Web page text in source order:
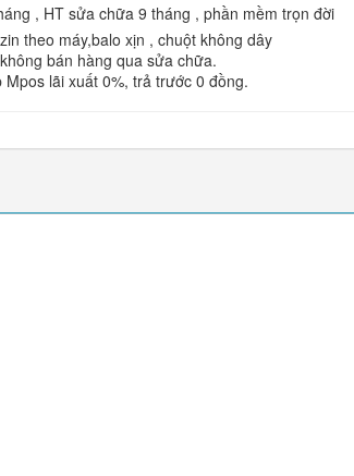
, HT sửa chữa 9 tháng , phần mềm trọn đời
theo máy,balo xịn , chuột không dây
bán hàng qua sửa chữa.
lãi xuất 0%, trả trước 0 đồng.